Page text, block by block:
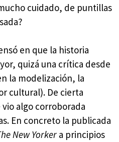
cuidado, de puntillas
en que la historia
quizá una crítica desde
la modelización, la
cultural). De cierta
algo corroborada
En concreto la publicada
New Yorker a principios